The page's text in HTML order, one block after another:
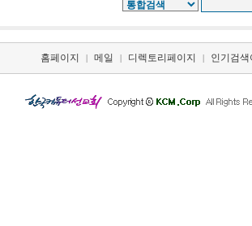
홈페이지 | 메일 | 디렉토리페이지 | 인기검색